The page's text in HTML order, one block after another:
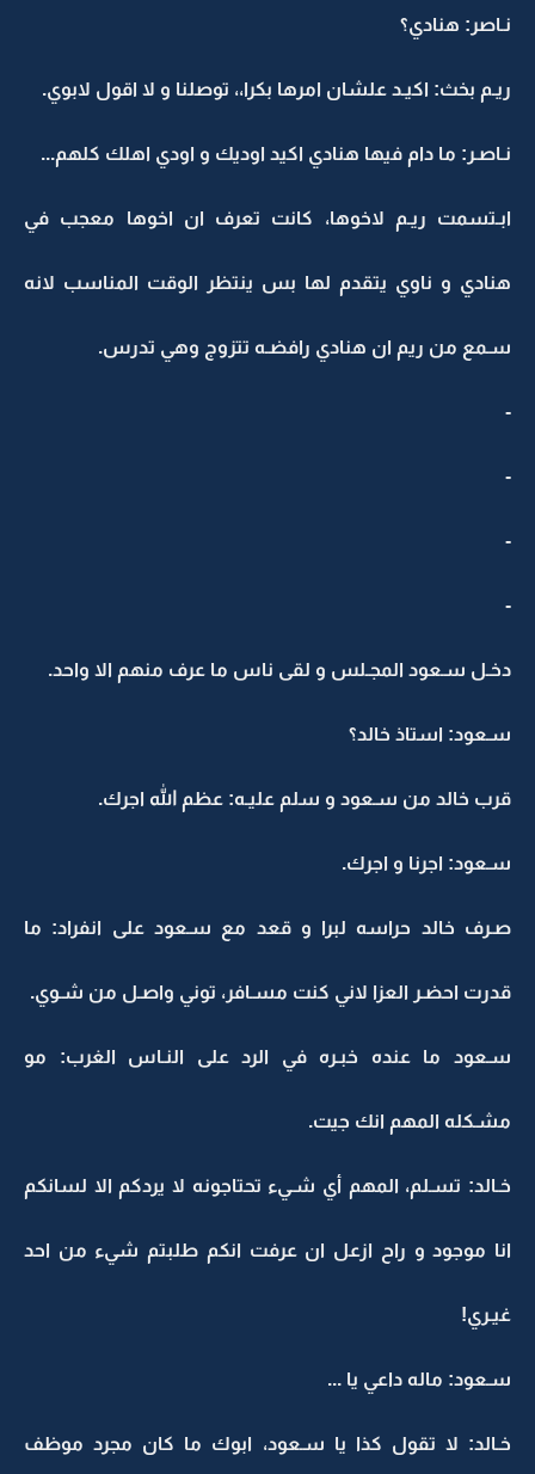
نـاصر: هنادي؟
ريـم بخث: اكيـد علشان امرها بكرا،، توصلنا و لا اقول لابوي.
نـاصـر: ما دام فيها هنادي اكيد اوديك و اودي اهلك كلهم...
ابـتسمت ريـم لاخوها، كانت تعرف ان اخوها معجب في
هنادي و ناوي يتقدم لها بس ينتظر الوقت المناسب لانه
سـمع من ريم ان هنادي رافضـه تتزوج وهي تدرس.
دخـل سـعود المجـلس و لقى ناس ما عرف منهم الا واحد.
سـعود: استاذ خالد؟
قرب خالد من سـعود و سلم عليـه: عظم الله اجرك.
سـعود: اجرنا و اجرك.
صـرف خالد حراسه لبرا و قعد مع سـعود على انفراد: ما
قدرت احضـر العزا لاني كنت مسـافر، توني واصـل من شـوي.
سـعود ما عنده خبـره في الرد على النـاس الغرب: مو
مشـكله المهم انك جيت.
خـالد: تسـلم، المهم أي شـيء تحتاجونه لا يردكم الا لسانكم
انا موجود و راح ازعل ان عرفت انكم طلبتم شيء من احد
غيـري!
سـعود: ماله داعي يا ...
خـالد: لا تقول كذا يا سـعود، ابوك ما كان مجرد موظف